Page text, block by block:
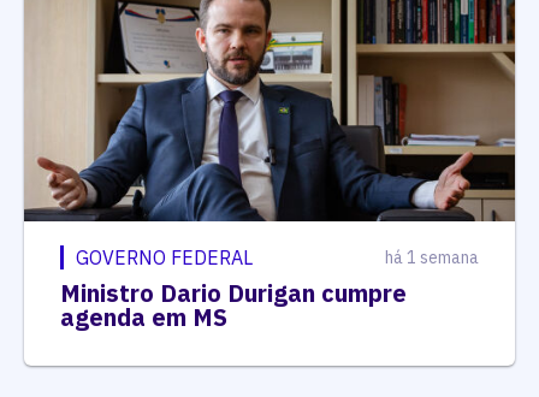
GOVERNO FEDERAL há 1 semana
Ministro Dario Durigan cumpre
agenda em MS